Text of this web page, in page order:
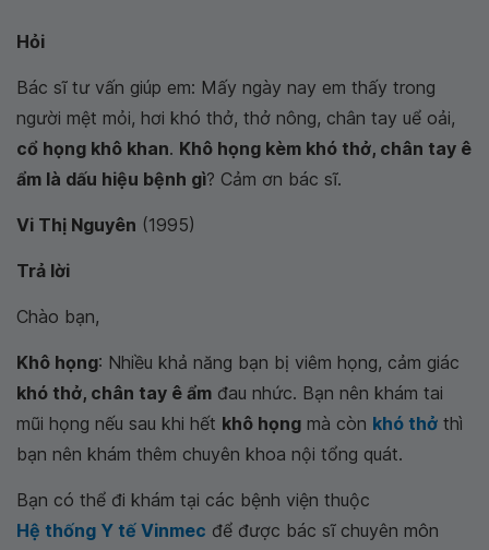
Hỏi
Bác sĩ tư vấn giúp em: Mấy ngày nay em thấy trong
người mệt mỏi, hơi khó thở, thở nông, chân tay uể oải,
cổ họng khô khan. Khô họng kèm khó thở, chân tay ê
ẩm là dấu hiệu bệnh gì? Cảm ơn bác sĩ.
Vi Thị Nguyên (1995)
Trả lời
Chào bạn,
Khô họng: Nhiều khả năng bạn bị viêm họng, cảm giác
khó thở, chân tay ê ẩm đau nhức. Bạn nên khám tai
mũi họng nếu sau khi hết khô họng mà còn khó thở thì
bạn nên khám thêm chuyên khoa nội tổng quát.
Bạn có thể đi khám tại các bệnh viện thuộc
Hệ thống Y tế Vinmec để được bác sĩ chuyên môn